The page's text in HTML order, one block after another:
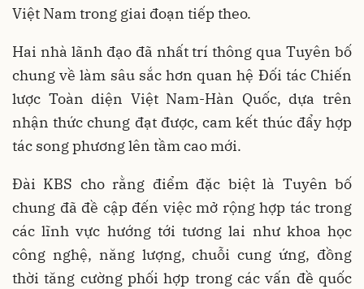
Việt Nam trong giai đoạn tiếp theo.
Hai nhà lãnh đạo đã nhất trí thông qua Tuyên bố
chung về làm sâu sắc hơn quan hệ Đối tác Chiến
lược Toàn diện Việt Nam-Hàn Quốc, dựa trên
nhận thức chung đạt được, cam kết thúc đẩy hợp
tác song phương lên tầm cao mới.
Đài KBS cho rằng điểm đặc biệt là Tuyên bố
chung đã đề cập đến việc mở rộng hợp tác trong
các lĩnh vực hướng tới tương lai như khoa học
công nghệ, năng lượng, chuỗi cung ứng, đồng
thời tăng cường phối hợp trong các vấn đề quốc